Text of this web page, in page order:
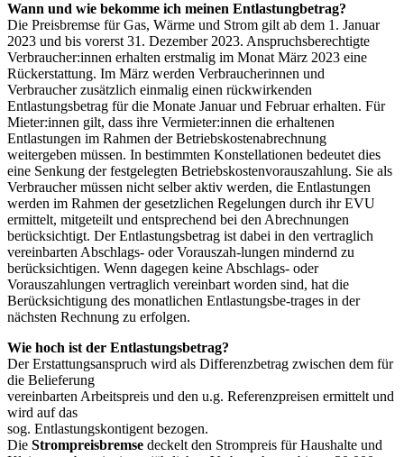
Wann und wie bekomme ich meinen Entlastungbetrag?
Die Preisbremse für Gas, Wärme und Strom gilt ab dem 1. Januar
2023 und bis vorerst 31. Dezember 2023. Anspruchsberechtigte
Verbraucher:innen erhalten erstmalig im Monat März 2023 eine
Rückerstattung. Im März werden Verbraucherinnen und
Verbraucher zusätzlich einmalig einen rückwirkenden
Entlastungsbetrag für die Monate Januar und Februar erhalten. Für
Mieter:innen gilt, dass ihre Vermieter:innen die erhaltenen
Entlastungen im Rahmen der Betriebskostenabrechnung
weitergeben müssen. In bestimmten Konstellationen bedeutet dies
eine Senkung der festgelegten Betriebskostenvorauszahlung. Sie als
Verbraucher müssen nicht selber aktiv werden, die Entlastungen
werden im Rahmen der gesetzlichen Regelungen durch ihr EVU
ermittelt, mitgeteilt und entsprechend bei den Abrechnungen
berücksichtigt. Der Entlastungsbetrag ist dabei in den vertraglich
vereinbarten Abschlags- oder Vorauszah-lungen mindernd zu
berücksichtigen. Wenn dagegen keine Abschlags- oder
Vorauszahlungen vertraglich vereinbart worden sind, hat die
Berücksichtigung des monatlichen Entlastungsbe-trages in der
nächsten Rechnung zu erfolgen.
Wie hoch ist der Entlastungsbetrag?
Der Erstattungsanspruch wird als Differenzbetrag zwischen dem für
die Belieferung
vereinbarten Arbeitspreis und den u.g. Referenzpreisen ermittelt und
wird auf das
sog. Entlastungskontigent bezogen.
Die Strompreisbremse deckelt den Strompreis für Haushalte und